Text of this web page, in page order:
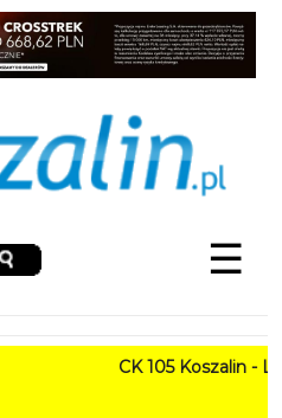
☰
CK 105 Koszalin - Lato w